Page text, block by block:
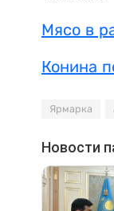
Мясо в
Конина
Ярмарка